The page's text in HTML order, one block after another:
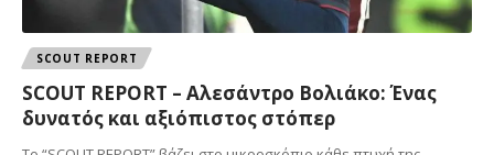
SCOUT REPORT
SCOUT REPORT – Αλεσάντρο Βολιάκο: Ένας
δυνατός και αξιόπιστος στόπερ